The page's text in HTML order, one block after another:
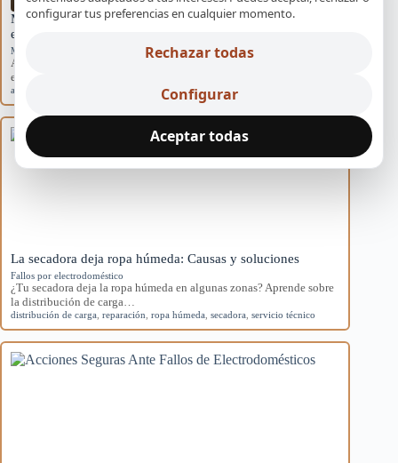
Mantenimiento básico para evitar averías en
electrodomésticos
Mantenimiento preventivo
Aprende rutinas de mantenimiento para prevenir averías en tus
electrodomésticos y mejorar su eficiencia en…
averías mantenimiento,preventivo,
La secadora deja ropa húmeda: Causas y soluciones
Fallos por electrodoméstico
¿Tu secadora deja la ropa húmeda en algunas zonas? Aprende sobre
la distribución de carga…
distribución de carga reparación ropa húmeda secadora servicio técnico
configurar tus preferencias en cualquier momento.
Rechazar todas
Configurar
Aceptar todas